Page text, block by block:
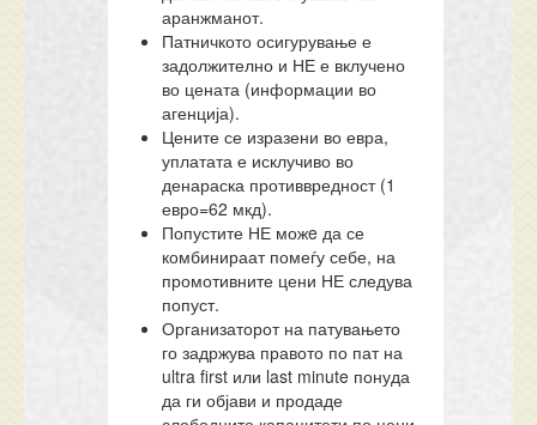
аранжманот.
Патничкото осигурување е
задолжително и НЕ е вклучено
во цената (информации во
агенција).
Цените се изразени во евра,
уплатата е исклучиво во
денараска противвредност (1
евро=62 мкд).
Попустите НЕ можe да се
комбинираат помеѓу себе, на
промотивните цени НЕ следува
попуст.
Организаторот на патувањето
го задржува правото по пат на
ultra first или last minute понуда
да ги објави и продаде